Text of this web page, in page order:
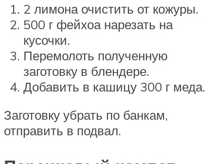
2 лимона очистить от кожуры.
500 г фейхоа нарезать на
кусочки.
Перемолоть полученную
заготовку в блендере.
Добавить в кашицу 300 г меда.
Заготовку убрать по банкам,
отправить в подвал.